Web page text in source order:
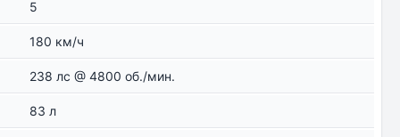
5
180 км/ч
238 лс @ 4800 об./мин.
83 л